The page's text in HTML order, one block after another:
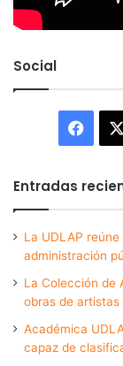
Social
Entradas
La UDLAP
administración
La Colección de
obras de
Académica
capaz de